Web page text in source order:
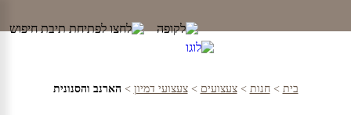
content
בית >חנות >צעצועים >צעצועי דמיון > הארנב והסנונית